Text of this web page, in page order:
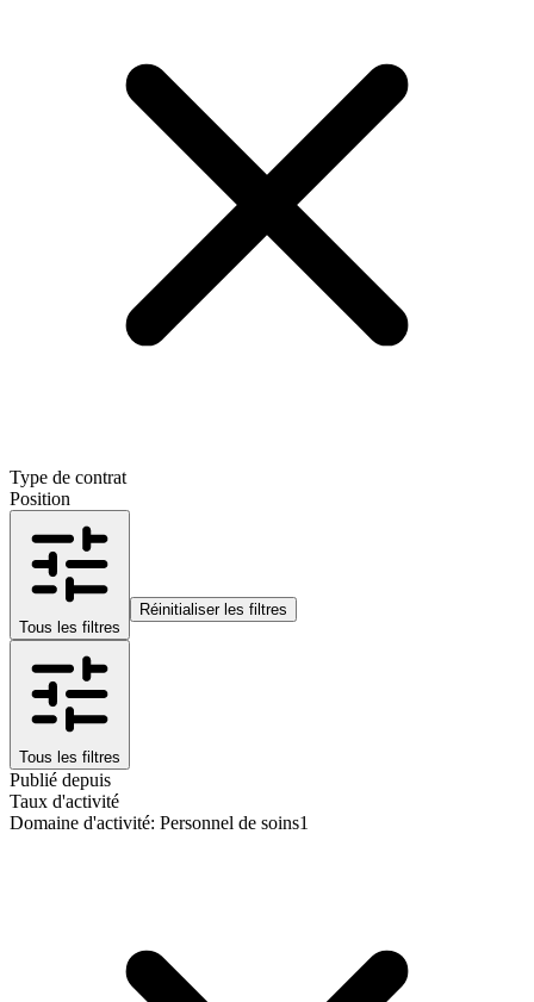
Type de contrat
Position
Tous les filtres
Réinitialiser les filtres
Tous les filtres
Publié depuis
Taux d'activité
Domaine d'activité: Personnel de soins1